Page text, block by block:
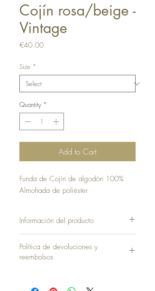
Cojín rosa/beige -
Vintage
€40.00Price
Size *
Quantity *
Add to Cart
Funda de Cojín de algodón 100%
Almohada de poliéster
Información del producto
Política de devoluciones y
reembolsos